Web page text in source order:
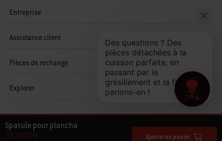
Spatule pour plancha
33,90 CHF
Ajouter au panier
Entreprise
Assistance client
Pièces de rechange
Explorer
© 2026 Weber. Tous droits réservés.